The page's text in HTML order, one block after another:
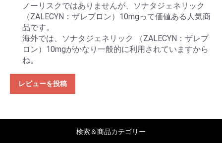
ノーリスクではありませんが、ソナタジェネリック
（ZALECYN：ザレプロン）10mgって価値ある人気商
品です。
海外では、ソナタジェネリック （ZALECYN：ザレプ
ロン）10mgがかなり一般的に利用されていますから
ね。
レビューを投稿
検索＆商品カテゴリー